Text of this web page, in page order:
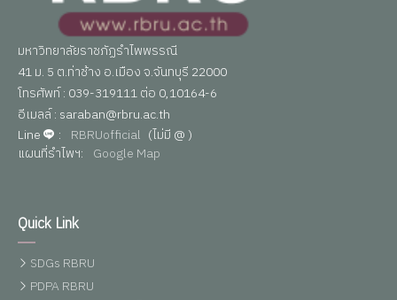
มหาวิทยาลัยราชภัฏรำไพพรรณี
41 ม. 5 ต.ท่าช้าง อ.เมือง จ.จันทบุรี 22000
โทรศัพท์ : 039-319111 ต่อ 0,10164-6
อีเมลล์ : saraban@rbru.ac.th
Line
: RBRUofficial (ไม่มี @ )
แผนที่รำไพฯ: Google Map
Quick Link
SDGs RBRU
PDPA RBRU